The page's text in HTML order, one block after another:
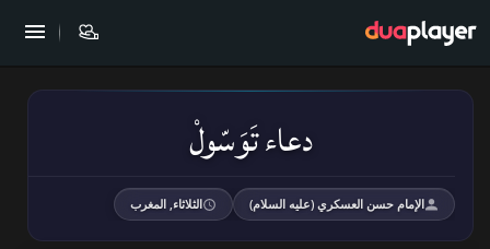
دعاء تَوَسّولْ
الإمام حسن العسكري (عليه السلام) الثلاثاء, المغرب